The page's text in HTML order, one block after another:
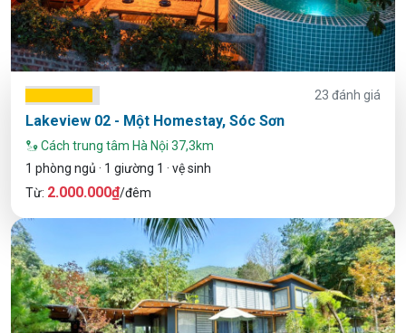
23 đánh giá
Lakeview 02 - Một Homestay, Sóc Sơn
Cách trung tâm Hà Nội 37,3km
1 phòng ngủ · 1 giường 1 · vệ sinh
Từ: 2.000.000₫/đêm